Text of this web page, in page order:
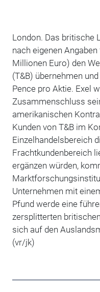
London. Das britische
nach eigenen
Millionen Euro) den
(T&B) übernehmen
Pence pro Aktie. Exel
Zusammenschluss
amerikanischen
Kunden von T&B im
Einzelhandelsbereich
Frachtkundenbereich
ergänzen würden,
Unternehmen mit
Pfund werde eine
zersplitterten
sich auf den
(vr/jk)